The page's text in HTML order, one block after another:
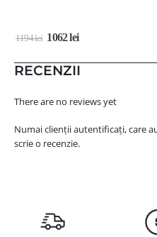
1194lei 1062lei
RECENZII
There are no reviews yet
Numai clienții autentificați, care
scrie o recenzie.